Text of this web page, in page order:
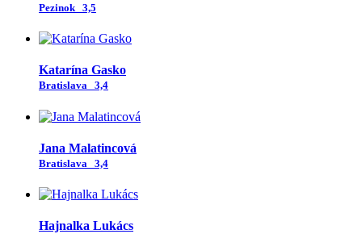
Pezinok 3,5
Katarína Gasko
Bratislava 3,4
Jana Malatincová
Bratislava 3,4
Hajnalka Lukács